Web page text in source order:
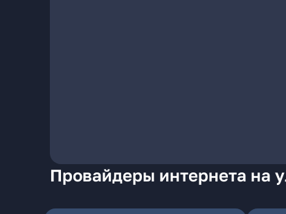
Провайдеры интернета на